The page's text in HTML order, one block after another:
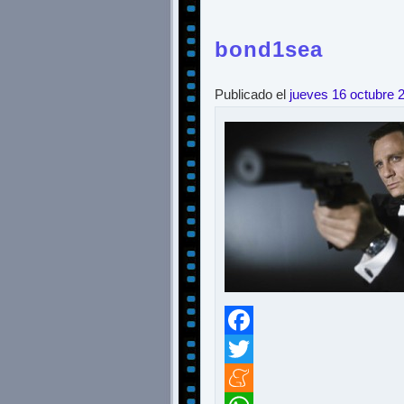
bond1sea
Publicado el jueves 16 octubre
Facebook
Twitter